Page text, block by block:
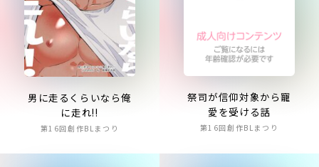
男に走るくらいなら俺
に走れ!!
第16回創作BLまつり
祭司が信仰対象から寵
愛を受ける話
第16回創作BLまつり